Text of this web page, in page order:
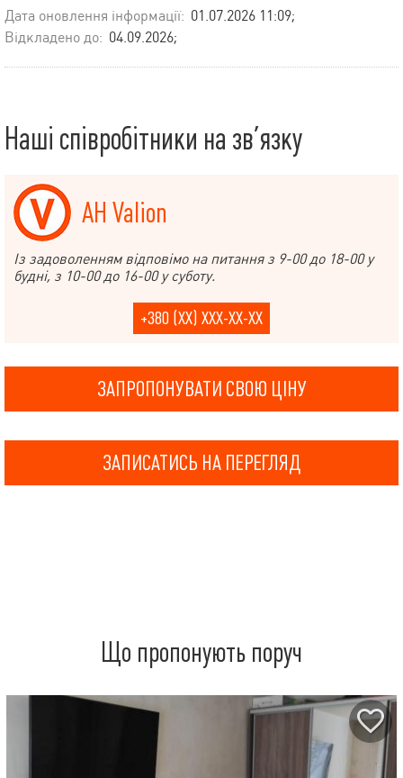
Дата оновлення інформації: 01.07.2026 11:09;
Відкладено до: 04.09.2026;
Наші співробітники на зв’язку
АН Valion
Із задоволенням відповімо на питання з 9-00 до 18-00 у
будні, з 10-00 до 16-00 у суботу.
+380 (XX) XXX-XX-XX
ЗАПРОПОНУВАТИ СВОЮ ЦІНУ
ЗАПИСАТИСЬ НА ПЕРЕГЛЯД
Що пропонують поруч